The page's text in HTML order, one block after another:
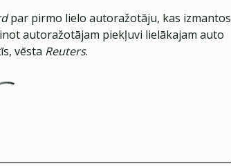
par pirmo lielo autoražotāju, kas izmantos
autoražotājam piekļuvi lielākajam auto
vēsta Reuters.